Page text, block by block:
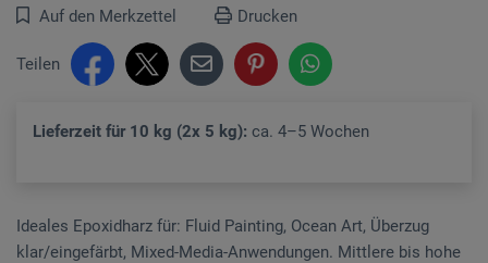
Auf den Merkzettel Drucken
Teilen
Lieferzeit für 10 kg (2x 5 kg): ca. 4–5 Wochen
Ideales Epoxidharz für: Fluid Painting, Ocean Art, Überzug
klar/eingefärbt, Mixed-Media-Anwendungen. Mittlere bis hohe